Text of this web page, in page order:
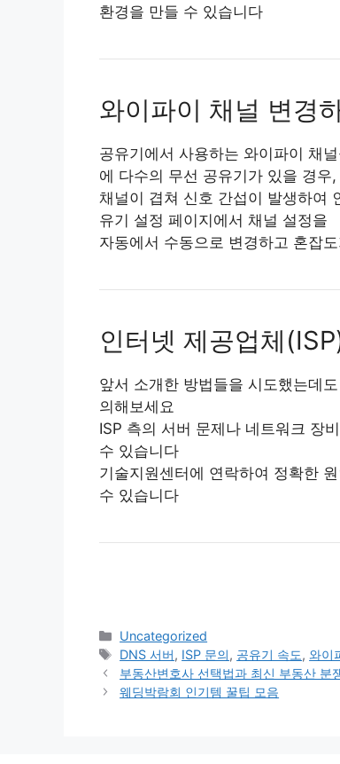
환경을 만들 수 있습니다
와이파이 채널 변경
공유기에서 사용하는 와이파이 채
에 다수의 무선 공유기가 있을 경우,
채널이 겹쳐 신호 간섭이 발생하여
유기 설정 페이지에서 채널 설정을
자동에서 수동으로 변경하고 혼잡
인터넷 제공업체
앞서 소개한 방법들을 시도했는데
의해보세요
ISP 측의 서버 문제나 네트워크 장
수 있습니다
기술지원센터에 연락하여 정확한
수 있습니다
Categories
Uncategorized
Tags
DNS 서버, ISP 문의, 공유기 속도,와이
부동산변호사 선택법과 최신 부동산 분
웨딩박람회 인기템 꿀팁 모음